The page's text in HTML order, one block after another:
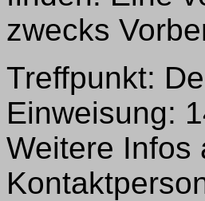
zwecks
Treffpunkt:
Einweisung:
Weitere